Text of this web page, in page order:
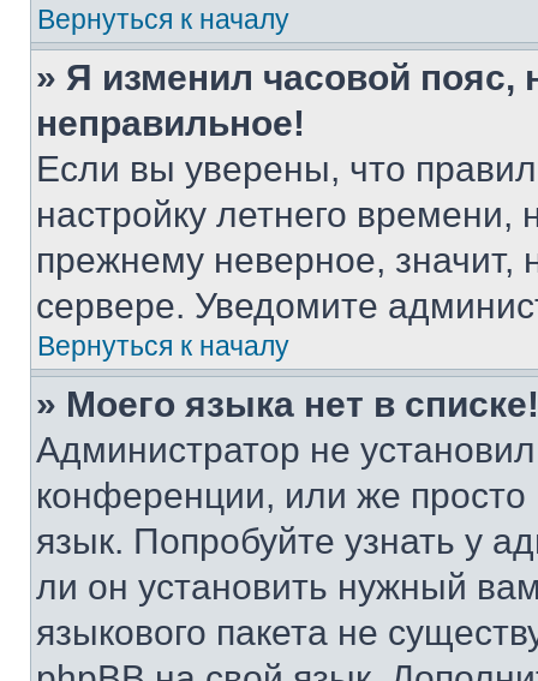
Вернуться к началу
» Я изменил часовой пояс,
неправильное!
Если вы уверены, что
настройку летнего
прежнему неверное, значит,
сервере. Уведомите
Вернуться к началу
» Моего языка нет в списке!
Администратор не
конференции, или же
язык. Попробуйте узнать у
ли он установить нужный
языкового пакета не